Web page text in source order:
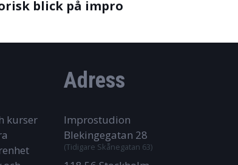
blick på impro
kurser
Adress
Improstudion
Blekingegatan 28
(Tidigare Skånegatan 63)